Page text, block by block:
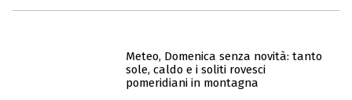
Meteo, Domenica senza novità: tanto
sole, caldo e i soliti rovesci
pomeridiani in montagna